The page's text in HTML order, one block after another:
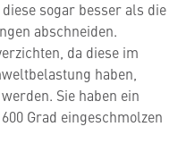
sogar besser als die
abschneiden.
da diese im
haben,
Sie haben ein
Grad eingeschmolzen